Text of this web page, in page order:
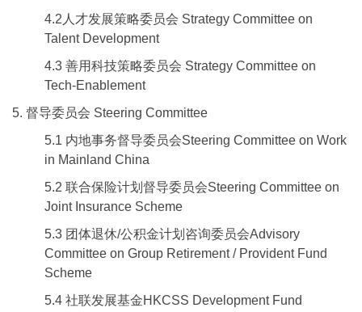
4.2人才发展策略委员会 Strategy Committee on
Talent Development
4.3 善用科技策略委员会 Strategy Committee on
Tech-Enablement
5. 督导委员会 Steering Committee
5.1 内地事务督导委员会Steering Committee on Work
in Mainland China
5.2 联合保险计划督导委员会Steering Committee on
Joint Insurance Scheme
5.3 团体退休/公积金计划咨询委员会Advisory
Committee on Group Retirement / Provident Fund
Scheme
5.4 社联发展基金HKCSS Development Fund